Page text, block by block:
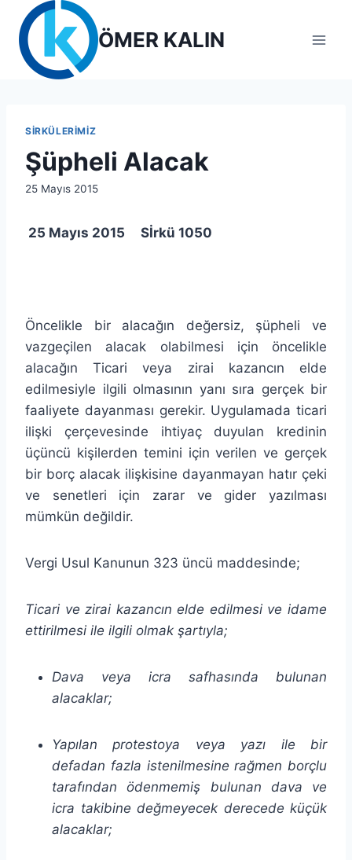
content
ÖMER KALIN
SIRKÜLERIMIZ
Şüpheli Alacak
By
25 Mayıs 2015
25 Mayıs 2015 Sİrkü 1050
Öncelikle bir alacağın değersiz, şüpheli ve
vazgeçilen alacak olabilmesi için öncelikle
alacağın Ticari veya zirai kazancın elde
edilmesiyle ilgili olmasının yanı sıra gerçek bir
faaliyete dayanması gerekir. Uygulamada ticari
ilişki çerçevesinde ihtiyaç duyulan kredinin
üçüncü kişilerden temini için verilen ve gerçek
bir borç alacak ilişkisine dayanmayan hatır çeki
ve senetleri için zarar ve gider yazılması
mümkün değildir.
Vergi Usul Kanunun 323 üncü maddesinde;
Ticari ve zirai kazancın elde edilmesi ve idame
ettirilmesi ile ilgili olmak şartıyla;
Dava veya icra safhasında bulunan
alacaklar;
Yapılan protestoya veya yazı ile bir
defadan fazla istenilmesine rağmen borçlu
tarafından ödenmemiş bulunan dava ve
icra takibine değmeyecek derecede küçük
alacaklar;